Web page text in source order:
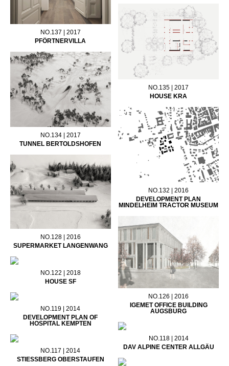
NO.137 | 2017
PFÖRTNERVILLA
NO.135 | 2017
HOUSE KRA
NO.134 | 2017
TUNNEL BERTOLDSHOFEN
NO.132 | 2016
DEVELOPMENT PLAN
MINDELHEIM TRACTOR MUSEUM
NO.128 | 2016
SUPERMARKET LANGENWANG
NO.126 | 2016
IGEMET OFFICE BUILDING
AUGSBURG
NO.122 | 2018
HOUSE SF
NO.119 | 2014
DEVELOPMENT PLAN OF
HOSPITAL KEMPTEN
NO.118 | 2014
DAV ALPINE CENTER ALLGÄU
NO.117 | 2014
STIESSBERG OBERSTAUFEN